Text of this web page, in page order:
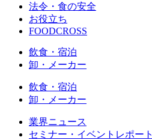
法令・食の安全
お役立ち
FOODCROSS
飲食・宿泊
卸・メーカー
飲食・宿泊
卸・メーカー
業界ニュース
セミナー・イベントレポート